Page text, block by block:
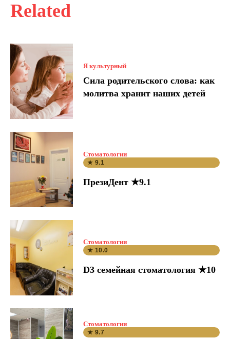
Related
Я культурный
Сила родительского слова: как
молитва хранит наших детей
Стоматологии
★ 9.1
ПрезиДент ★9.1
Стоматологии
★ 10.0
D3 семейная стоматология ★10
Стоматологии
★ 9.7